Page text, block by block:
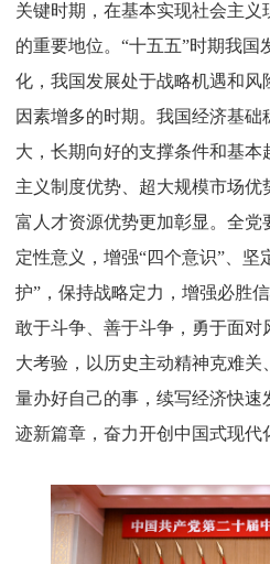
关键时期，在基本实现社会主
的重要地位。“十五五”时期我国
化，我国发展处于战略机遇和
因素增多的时期。我国经济基
大，长期向好的支撑条件和基
主义制度优势、超大规模市场
富人才资源优势更加彰显。全党
定性意义，增强“四个意识”、坚
护”，保持战略定力，增强必胜
敢于斗争、善于斗争，勇于面
大考验，以历史主动精神克难关
量办好自己的事，续写经济快
迹新篇章，奋力开创中国式现代